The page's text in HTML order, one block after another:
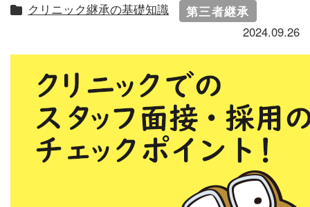
クリニック継承の基礎知識
第三者継承
2024.09.26